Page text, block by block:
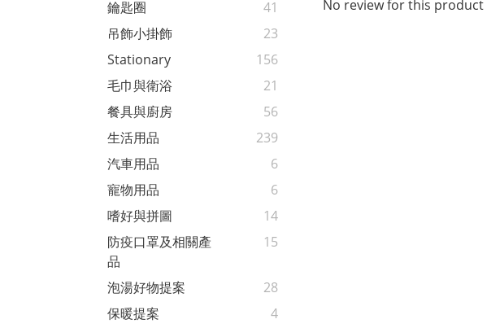
鑰匙圈
41
吊飾小掛飾
23
Stationary
156
毛巾與衛浴
21
餐具與廚房
56
生活用品
239
汽車用品
6
寵物用品
6
嗜好與拼圖
14
防疫口罩及相關產
品
15
泡湯好物提案
28
保暖提案
4
No review for this product